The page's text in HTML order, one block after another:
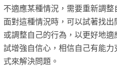
不適應某種情況，需要重新調
面對這種情況時，可以試著找
或調整自己的行為，以更好地
試增強自信心，相信自己有能
式來解決問題。